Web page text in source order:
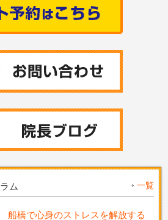
ム 一覧
橋で心身のストレスを解放する